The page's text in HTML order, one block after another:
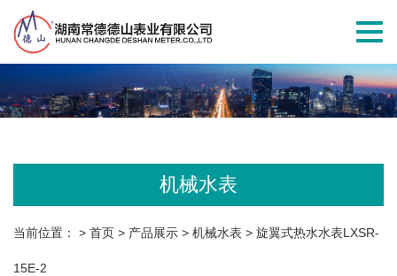
切
航
机械水表
当前位置： > 首页 > 产品展示 > 机械水表 > 旋翼式热水水表LXSR-
15E-2